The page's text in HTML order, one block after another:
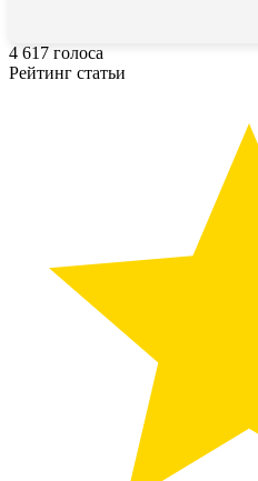
4 617 голоса
Рейтинг статьи